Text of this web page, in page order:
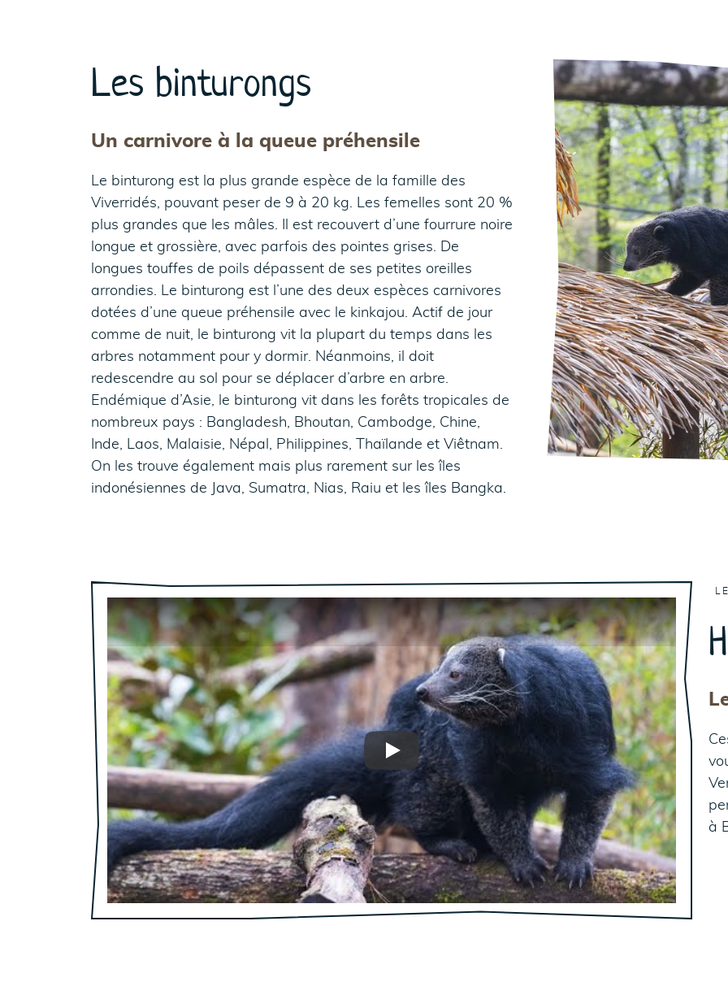
Les binturongs
Un carnivore à la queue préhensile
Le binturong est la plus grande espèce de la famille des
Viverridés, pouvant peser de 9 à 20 kg. Les femelles sont 20 %
plus grandes que les mâles. Il est recouvert d’une fourrure noire
longue et grossière, avec parfois des pointes grises. De
longues touffes de poils dépassent de ses petites oreilles
arrondies. Le binturong est l’une des deux espèces carnivores
dotées d’une queue préhensile avec le kinkajou. Actif de jour
comme de nuit, le binturong vit la plupart du temps dans les
arbres notamment pour y dormir. Néanmoins, il doit
redescendre au sol pour se déplacer d’arbre en arbre.
Endémique d’Asie, le binturong vit dans les forêts tropicales de
nombreux pays : Bangladesh, Bhoutan, Cambodge, Chine,
Inde, Laos, Malaisie, Népal, Philippines, Thaïlande et Viêtnam.
On les trouve également mais plus rarement sur les îles
indonésiennes de Java, Sumatra, Nias, Raiu et les îles Bangka.
Play
à